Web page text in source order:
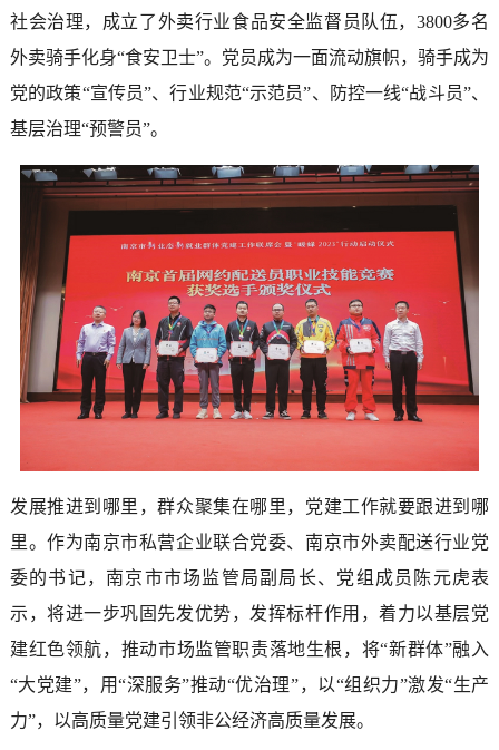
社会治理，成立了外卖行业食品安全监督员队伍，3800多名
外卖骑手化身“食安卫士”。党员成为一面流动旗帜，骑手成为
党的政策“宣传员”、行业规范“示范员”、防控一线“战斗员”、
基层治理“预警员”。
发展推进到哪里，群众聚集在哪里，党建工作就要跟进到哪
里。作为南京市私营企业联合党委、南京市外卖配送行业党
委的书记，南京市市场监管局副局长、党组成员陈元虎表
示，将进一步巩固先发优势，发挥标杆作用，着力以基层党
建红色领航，推动市场监管职责落地生根，将“新群体”融入
“大党建”，用“深服务”推动“优治理”，以“组织力”激发“生产
力”，以高质量党建引领非公经济高质量发展。